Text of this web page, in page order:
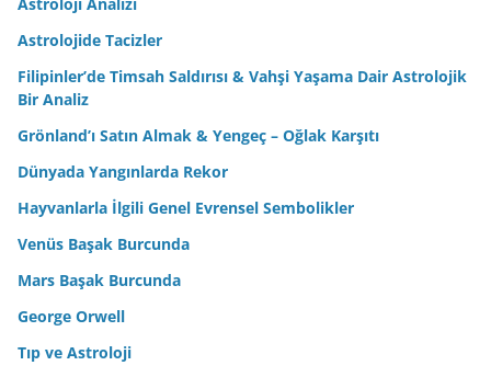
Astrolojide Tacizler
Filipinler’de Timsah Saldırısı & Vahşi Yaşama Dair Astrolojik
Bir Analiz
Grönland’ı Satın Almak & Yengeç – Oğlak Karşıtı
Dünyada Yangınlarda Rekor
Hayvanlarla İlgili Genel Evrensel Sembolikler
Venüs Başak Burcunda
Mars Başak Burcunda
George Orwell
Tıp ve Astroloji